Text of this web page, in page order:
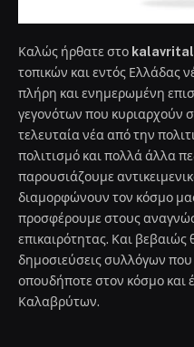
Καλώς ήρθατε στο
τοπικών και εντός Ελλάδας
πλήρη και ενημερωμένη
γεγονότων που κυριαρχούν
τελευταία νέα από την
πολιτισμό και πολλά άλλα
παρουσιάζουμε
διαμορφώνουν τον κόσμο
προσφέρουμε στους
επικαιρότητας. Και βεβαιώς
δημοσιεύσεις συλλόγων
οπουδήποτε στον κόσμο
Καλαβρύτων.